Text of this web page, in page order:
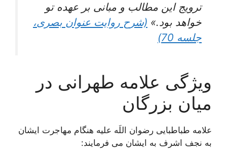
ترویج این مطالب و مبانی بر عهده تو
خواهد بود.» (شرح روایت عنوان بصری،
جلسه 70)
ویژگی علامه طهرانی در
میان بزرگان
علامه طباطبایی رضوان اللَه علیه هنگام مهاجرت ایشان
به نجف اشرف به ایشان می فرمایند: